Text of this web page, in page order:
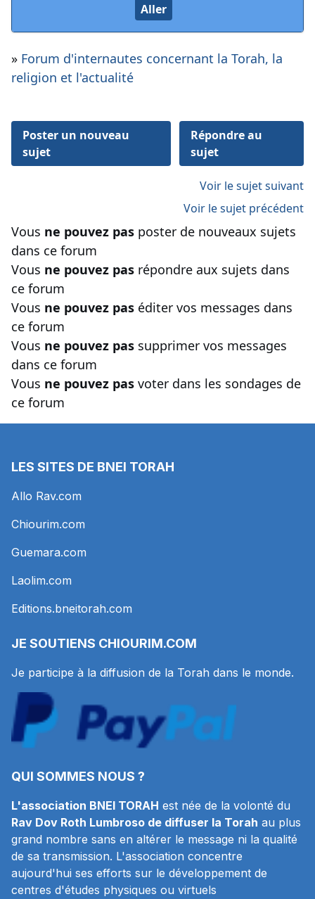
» Forum d'internautes concernant la Torah, la
religion et l'actualité
Poster un nouveau
sujet
Répondre au
sujet
Voir le sujet suivant
Voir le sujet précédent
Vous ne pouvez pas poster de nouveaux sujets
dans ce forum
Vous ne pouvez pas répondre aux sujets dans
ce forum
Vous ne pouvez pas éditer vos messages dans
ce forum
Vous ne pouvez pas supprimer vos messages
dans ce forum
Vous ne pouvez pas voter dans les sondages de
ce forum
LES SITES DE BNEI TORAH
Allo Rav.com
Chiourim.com
Guemara.com
Laolim.com
Editions.bneitorah.com
JE SOUTIENS CHIOURIM.COM
Je participe à la diffusion de la Torah dans le monde.
QUI SOMMES NOUS ?
L'association BNEI TORAH est née de la volonté du
Rav Dov Roth Lumbroso de diffuser la Torah au plus
grand nombre sans en altérer le message ni la qualité
de sa transmission. L'association concentre
aujourd'hui ses efforts sur le développement de
centres d'études physiques ou virtuels